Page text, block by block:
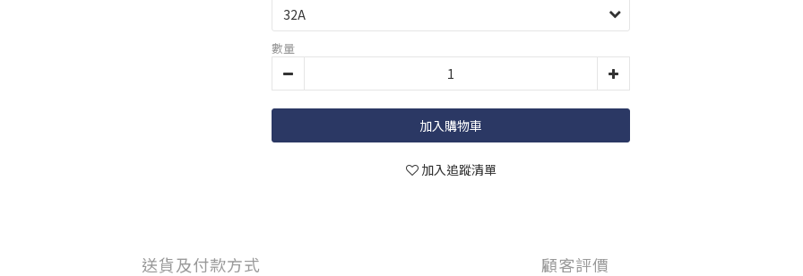
數量
加入購物車
加入追蹤清單
送貨及付款方式 顧客評價